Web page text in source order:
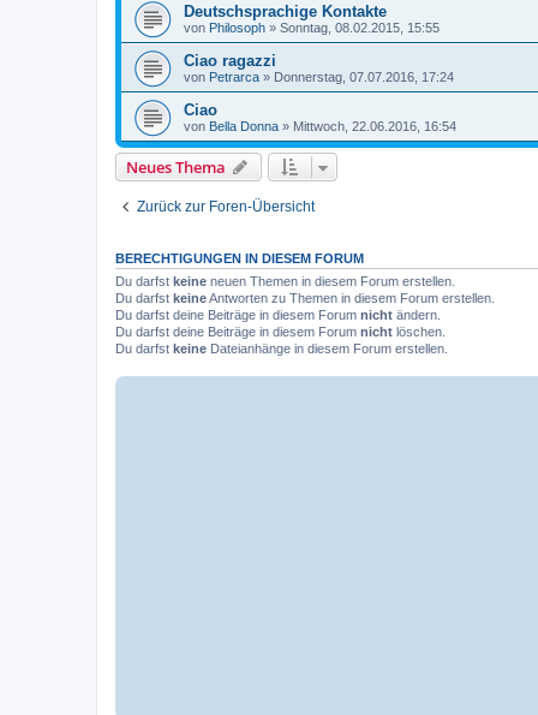
Deutschsprachige Kontakte
von Philosoph » Sonntag, 08.02.2015, 15:55
Ciao ragazzi
von Petrarca » Donnerstag, 07.07.2016, 17:24
Ciao
von Bella Donna » Mittwoch, 22.06.2016, 16:54
Neues Thema
Zurück zur Foren-Übersicht
BERECHTIGUNGEN IN DIESEM FORUM
Du darfst keine neuen Themen in diesem Forum erstellen.
Du darfst keineAntworten zu Themen in diesem Forum erstellen.
Du darfst deine Beiträge in diesem Forum nicht ändern.
Du darfst deine Beiträge in diesem Forum nicht löschen.
Du darfst keine Dateianhänge in diesem Forum erstellen.